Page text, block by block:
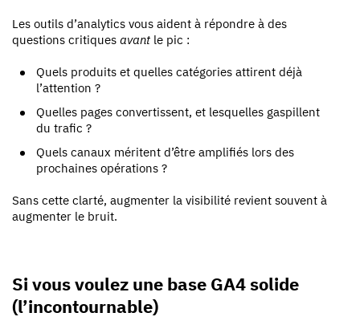
Les outils d’analytics vous aident à répondre à des
questions critiques avant le pic :
Quels produits et quelles catégories attirent déjà
l’attention ?
Quelles pages convertissent, et lesquelles gaspillent
du trafic ?
Quels canaux méritent d’être amplifiés lors des
prochaines opérations ?
Sans cette clarté, augmenter la visibilité revient souvent à
augmenter le bruit.
Si vous voulez une base GA4 solide
(l’incontournable)